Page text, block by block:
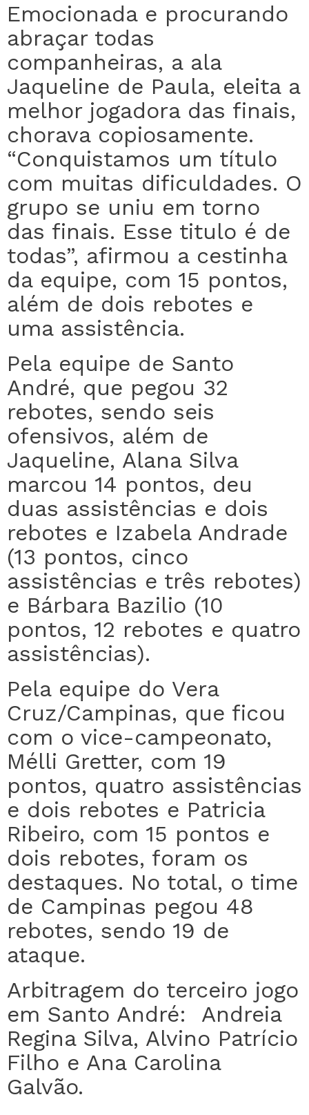
Emocionada e procurando
abraçar todas
companheiras, a ala
Jaqueline de Paula, eleita a
melhor jogadora das finais,
chorava copiosamente.
“Conquistamos um título
com muitas dificuldades. O
grupo se uniu em torno
das finais. Esse titulo é de
todas”, afirmou a cestinha
da equipe, com 15 pontos,
além de dois rebotes e
uma assistência.
Pela equipe de Santo
André, que pegou 32
rebotes, sendo seis
ofensivos, além de
Jaqueline, Alana Silva
marcou 14 pontos, deu
duas assistências e dois
rebotes e Izabela Andrade
(13 pontos, cinco
assistências e três rebotes)
e Bárbara Bazilio (10
pontos, 12 rebotes e quatro
assistências).
Pela equipe do Vera
Cruz/Campinas, que ficou
com o vice-campeonato,
Mélli Gretter, com 19
pontos, quatro assistências
e dois rebotes e Patricia
Ribeiro, com 15 pontos e
dois rebotes, foram os
destaques. No total, o time
de Campinas pegou 48
rebotes, sendo 19 de
ataque.
Arbitragem do terceiro jogo
em Santo André: Andreia
Regina Silva, Alvino Patrício
Filho e Ana Carolina
Galvão.